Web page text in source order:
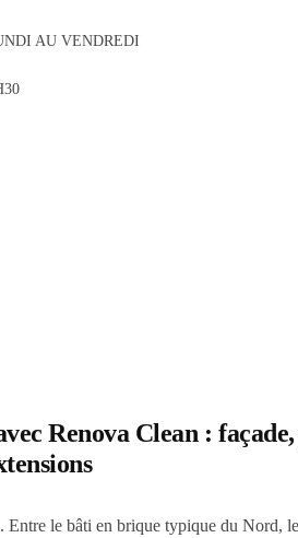
AU VENDREDI
Renova Clean :
le bâti en brique typique du Nord,